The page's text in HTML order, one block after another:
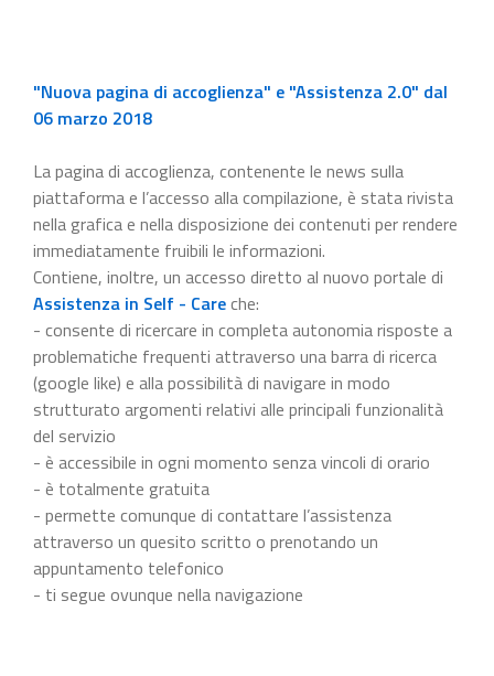
"Nuova pagina di accoglienza" e "Assistenza 2.0" dal
06 marzo 2018
La pagina di accoglienza, contenente le news sulla
piattaforma e l’accesso alla compilazione, è stata rivista
nella grafica e nella disposizione dei contenuti per rendere
immediatamente fruibili le informazioni.
Contiene, inoltre, un accesso diretto al nuovo portale di
Assistenza in Self - Careche:
- consente di ricercare in completa autonomia risposte a
problematiche frequenti attraverso una barra di ricerca
(google like) e alla possibilità di navigare in modo
strutturato argomenti relativi alle principali funzionalità
del servizio
- è accessibile in ogni momento senza vincoli di orario
- è totalmente gratuita
- permette comunque di contattare l’assistenza
attraverso un quesito scritto o prenotando un
appuntamento telefonico
- ti segue ovunque nella navigazione